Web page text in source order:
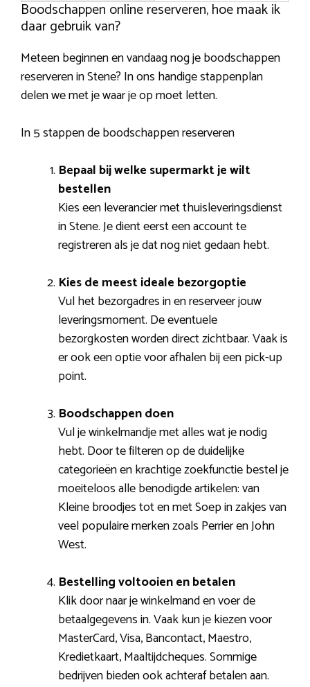
Boodschappen online reserveren, hoe maak ik
daar gebruik van?
Meteen beginnen en vandaag nog je boodschappen
reserveren in Stene? In ons handige stappenplan
delen we met je waar je op moet letten.
In 5 stappen de boodschappen reserveren
Bepaal bij welke supermarkt je wilt
bestellen
Kies een leverancier met thuisleveringsdienst
in Stene. Je dient eerst een account te
registreren als je dat nog niet gedaan hebt.
Kies de meest ideale bezorgoptie
Vul het bezorgadres in en reserveer jouw
leveringsmoment. De eventuele
bezorgkosten worden direct zichtbaar. Vaak is
er ook een optie voor afhalen bij een pick-up
point.
Boodschappen doen
Vul je winkelmandje met alles wat je nodig
hebt. Door te filteren op de duidelijke
categorieën en krachtige zoekfunctie bestel je
moeiteloos alle benodigde artikelen: van
Kleine broodjes tot en met Soep in zakjes van
veel populaire merken zoals Perrier en John
West.
Bestelling voltooien en betalen
Klik door naar je winkelmand en voer de
betaalgegevens in. Vaak kun je kiezen voor
MasterCard, Visa, Bancontact, Maestro,
Kredietkaart, Maaltijdcheques. Sommige
bedrijven bieden ook achteraf betalen aan.